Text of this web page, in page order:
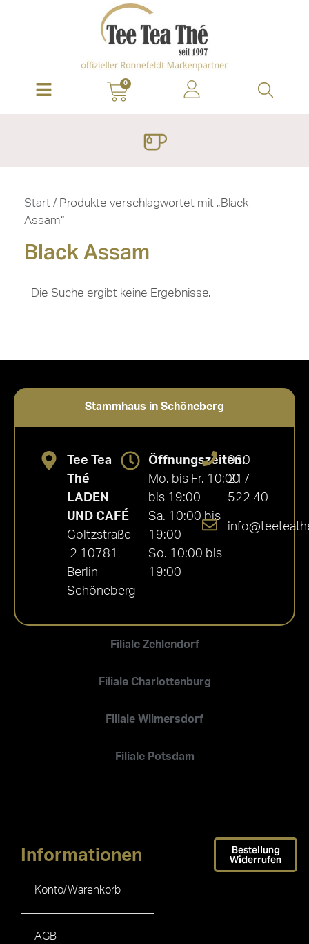
0
Start / Produkte verschlagwortet mit „Black
Assam“
Black Assam
Die Suche ergibt keine Ergebnisse.
Stammhaus in Schöneberg
Filiale Zehlendorf
Filiale Charlottenburg
Filiale Wilmersdorf
Filiale Potsdam
Tee Tea
Thé
LADEN
UND CAFÉ
Goltzstraße
2 10781
Berlin
Schöneberg
Öffnungszeiten:
Mo. bis Fr. 10:00
bis 19:00
Sa. 10:00 bis
19:00
So. 10:00 bis
19:00
030
217
522 40
Informationen
Konto/Warenkorb
AGB
Bestellung
Widerrufen